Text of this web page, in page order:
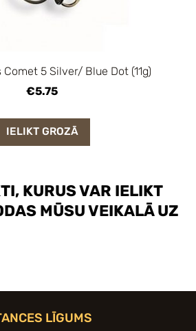
KURUS VAR IELIKT
MŪSU VEIKALĀ UZ
5 Silver/ Blue Dot (11g)
€5.75
IELIKT GROZĀ
LĪGUMS